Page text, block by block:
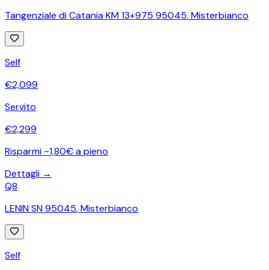
Tangenziale di Catania KM 13+975 95045,Misterbianco
Self
€2,099
Servito
€2,299
Risparmi ~1,80€ a pieno
Dettagli →
Q8
LENIN SN 95045,Misterbianco
Self